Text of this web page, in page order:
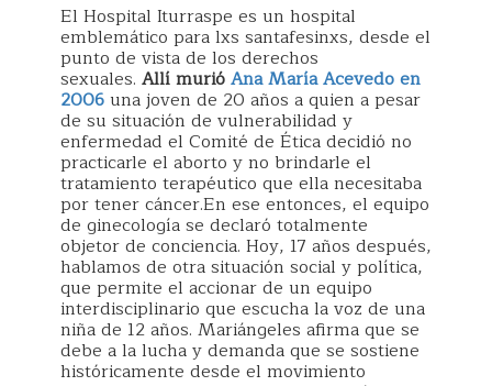
El Hospital Iturraspe es un hospital
emblemático para lxs santafesinxs, desde el
punto de vista de los derechos
sexuales. Allí murióAna María Acevedo en
2006una joven de 20 años a quien a pesar
de su situación de vulnerabilidad y
enfermedad el Comité de Ética decidió no
practicarle el aborto y no brindarle el
tratamiento terapéutico que ella necesitaba
por tener cáncer.En ese entonces, el equipo
de ginecología se declaró totalmente
objetor de conciencia. Hoy, 17 años después,
hablamos de otra situación social y política,
que permite el accionar de un equipo
interdisciplinario que escucha la voz de una
niña de 12 años. Mariángeles afirma que se
debe a la lucha y demanda que se sostiene
históricamente desde el movimiento